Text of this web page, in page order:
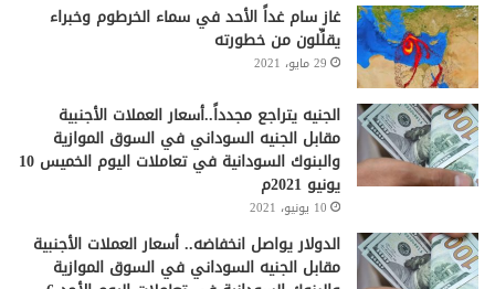
غاز سام غداً الأحد في سماء الخرطوم وخبراء
يقلِّلون من خطورته
29 مايو، 2021
الجنيه يتراجع مجدداً..أسعار العملات الأجنبية
مقابل الجنيه السوداني في السوق الموازية
والبنوك السودانية في تعاملات اليوم الخميس 10
يونيو 2021م
10 يونيو، 2021
الدولار يواصل انخفاضه.. أسعار العملات الأجنبية
مقابل الجنيه السوداني في السوق الموازية